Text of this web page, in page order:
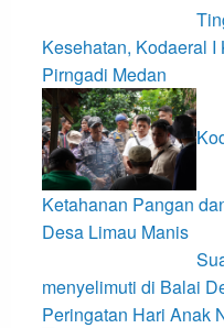
Kesehatan, Kodaeral
Pirngadi Medan‎
Ketahanan Pangan
Desa Limau Manis
menyelimuti di Balai
Peringatan Hari Anak